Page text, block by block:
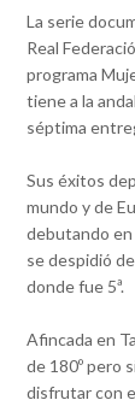
La serie
Real
programa
tiene a la
séptima
Sus éxitos
mundo y de
debutando en
se despidió
donde fue 5ª.
Afincada en
de 180º pero
disfrutar con